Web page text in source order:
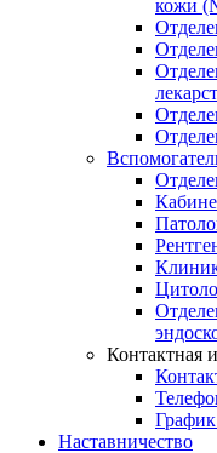
кожи
Контактная
Наставничество